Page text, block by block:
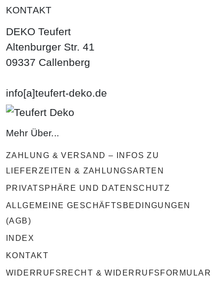
KONTAKT
DEKO Teufert
Altenburger Str. 41
09337 Callenberg
info[a]teufert-deko.de
Mehr Über...
ZAHLUNG & VERSAND – INFOS ZU
LIEFERZEITEN & ZAHLUNGSARTEN
PRIVATSPHÄRE UND DATENSCHUTZ
ALLGEMEINE GESCHÄFTSBEDINGUNGEN
(AGB)
INDEX
KONTAKT
WIDERRUFSRECHT & WIDERRUFSFORMULAR